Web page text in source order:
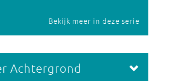
Bekijk meer in deze serie
Achtergrond